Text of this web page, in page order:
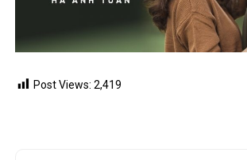
Post Views: 2,419